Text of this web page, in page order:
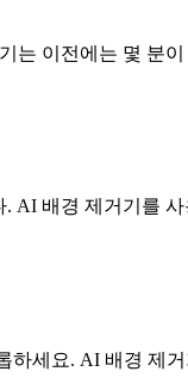
는 이전에는 몇 분
배경 제거기를
하세요. AI 배경